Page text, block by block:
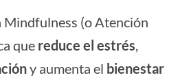
Mindfulness (o Atención
que reduce el estrés
y aumenta el bienestar